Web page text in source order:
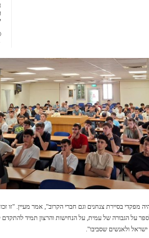
בסיירת צנחנים וגם חברי הקרוב", אמר מעיין. "זו
לספר על הגבורה של עמית, על הנחישות והרצון תמיד
ולאנשים שסביבו".